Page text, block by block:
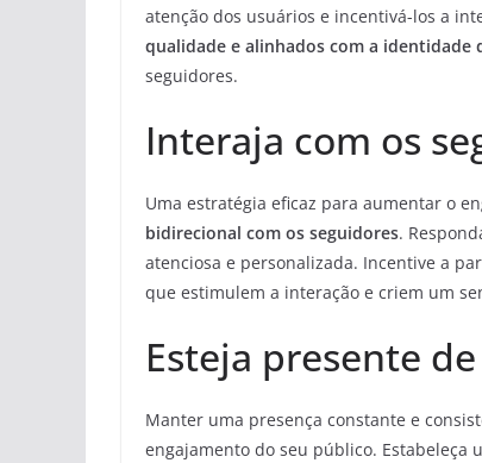
atenção dos usuários e incentivá-los a
qualidade e alinhados com a identidade
seguidores.
Interaja com os
Uma estratégia eficaz para aumentar o
bidirecional com os seguidores.
atenciosa e personalizada. Incentive a
que estimulem a interação e criem um
Esteja presente
Manter uma presença constante e
engajamento do seu público. Estabeleça